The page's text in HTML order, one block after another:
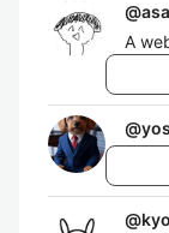
@
A
@
@